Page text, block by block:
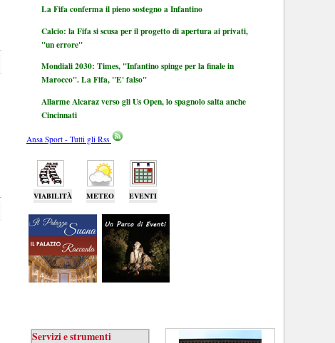
La Fifa conferma il pieno sostegno a Infantino
Calcio: la Fifa si scusa per il progetto di apertura ai privati,
"un errore"
Mondiali 2030: Times, "Infantino spinge per la finale in
Marocco". La Fifa, "E' falso"
Allarme Alcaraz verso gli Us Open, lo spagnolo salta anche
Cincinnati
Ansa Sport - Tutti gli Rss
VIABILITÀ METEO EVENTI
Servizi e strumenti